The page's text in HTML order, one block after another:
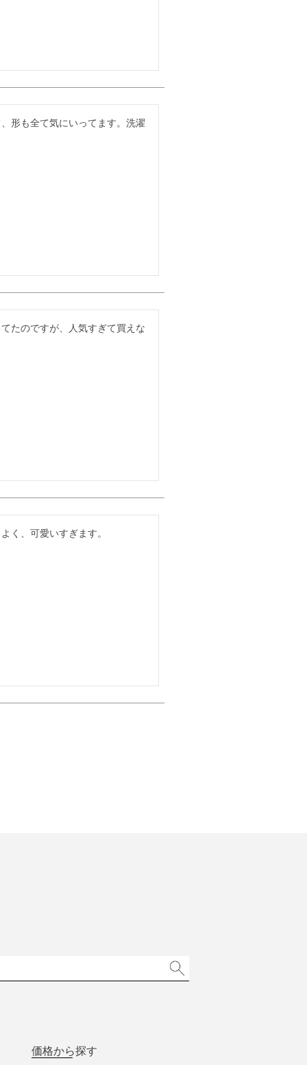
形も全て気にいってます。洗濯
たのですが、人気すぎて買えな
く、可愛いすぎます。
価格から探す